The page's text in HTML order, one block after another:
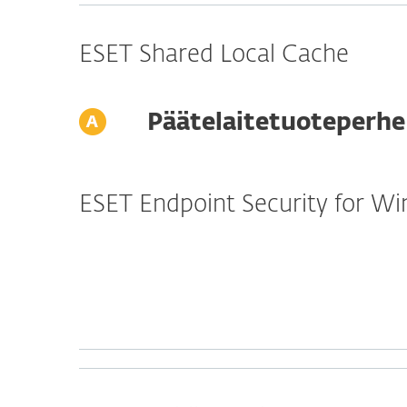
ESET Shared Local Cache
Päätelaitetuoteperhe
ESET Endpoint Security for